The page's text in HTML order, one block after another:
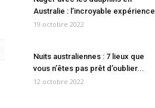
Australie : l’incroyable expérience
19 octobre 2022
Nuits australiennes : 7 lieux que
vous n’êtes pas prêt d’oublier...
12 octobre 2022